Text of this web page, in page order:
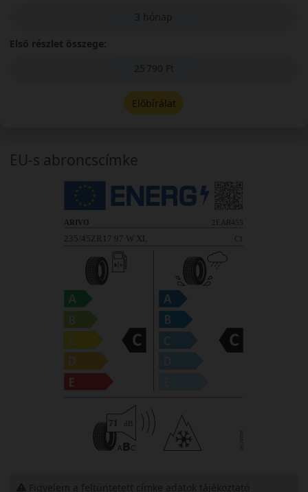
3 hónap
Első részlet összege:
25 790 Ft
Előbírálat
EU-s abroncscímke